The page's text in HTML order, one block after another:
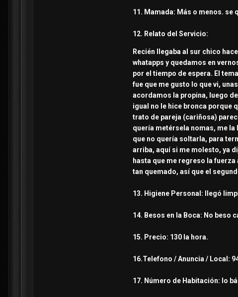
11. Mamada: Más o menos. se
12. Relato del Servicio:
Recién llegaba al sur chico
whatapps y quedamos en
por el tiempo de espera. El
fue que me gusto lo que vi,
acordamos la propina, luego
igual no le hice bronca porque
trato de pareja (cariñosa)
quería metérsela nomas, me
que no quería soltarla, para
arriba, aquí si me molesto, ya
hasta que me regreso la
tan quemado, así que el
13. Higiene Personal: llegó
14. Besos en la Boca: No beso
15. Precio: 130 la hora.
16.Telefono / Anuncia / Local:
17. Número de Habitación: lo